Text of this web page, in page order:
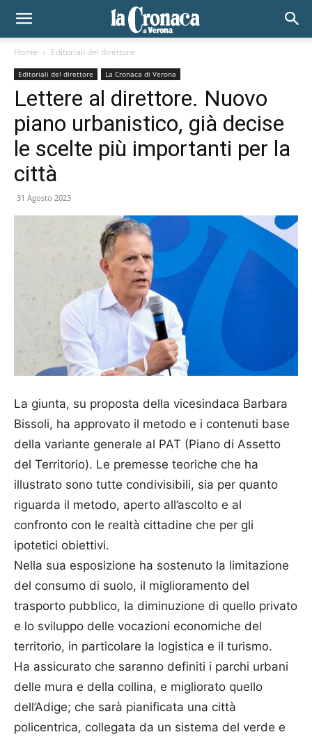
Home Editoriali del direttore
Editoriali del direttore La Cronaca di Verona
Lettere al direttore. Nuovo
piano urbanistico, già decise
le scelte più importanti per la
città
31 Agosto 2023
La giunta, su proposta della vicesindaca Barbara
Bissoli, ha approvato il metodo e i contenuti base
della variante generale al PAT (Piano di Assetto
del Territorio). Le premesse teoriche che ha
illustrato sono tutte condivisibili, sia per quanto
riguarda il metodo, aperto all’ascolto e al
confronto con le realtà cittadine che per gli
ipotetici obiettivi.
Nella sua esposizione ha sostenuto la limitazione
del consumo di suolo, il miglioramento del
trasporto pubblico, la diminuzione di quello privato
e lo sviluppo delle vocazioni economiche del
territorio, in particolare la logistica e il turismo.
Ha assicurato che saranno definiti i parchi urbani
delle mura e della collina, e migliorato quello
dell’Adige; che sarà pianificata una città
policentrica, collegata da un sistema del verde e